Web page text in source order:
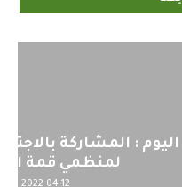
التحضيري